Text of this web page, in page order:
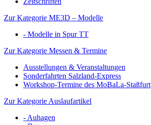
Zur Kategorie ME3D – Modelle
- Modelle in Spur TT
Zur Kategorie Messen & Termine
Ausstellungen & Veranstaltungen
Sonderfahrten Salzland-Express
Workshop-Termine des MoBaLa-Staßfurt
Zur Kategorie Auslaufartikel
- Auhagen